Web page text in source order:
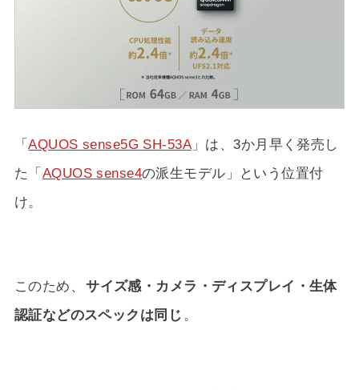
「AQUOS sense5G SH-53A」は、3か月早く発売し
た「 AQUOS sense4の派生モデル」という位置付
け。
このため、 サイズ感・カメラ・ディスプレイ・生体
認証などのスペックは同じ 。